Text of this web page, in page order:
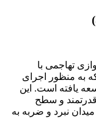
یک سامانه پروازی تهاجمی با
به منظور اجرای
یافته است. این
قدرتمند و سطح
نبرد و ضربه به